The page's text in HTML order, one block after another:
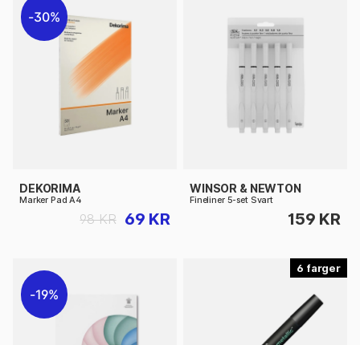
30%
DEKORIMA
Marker Pad A4
69 KR
98 KR
WINSOR & NEWTON
Fineliner 5-set Svart
159 KR
19%
6